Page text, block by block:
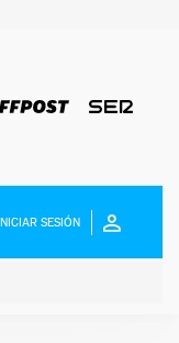
INICIAR SESIÓN